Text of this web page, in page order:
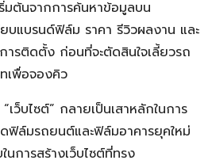
มต้นจากการค้นหาข้อมูลบน
ยบแบรนด์ฟิล์ม ราคา รีวิวผลงาน และ
ารติดตั้ง ก่อนที่จะตัดสินใจเลี้ยวรถ
เพื่อจองคิว
ว็บไซต์” กลายเป็นเสาหลักในการ
ฟิล์มรถยนต์และฟิล์มอาคารยุคใหม่
การสร้างเว็บไซต์ที่ทรง